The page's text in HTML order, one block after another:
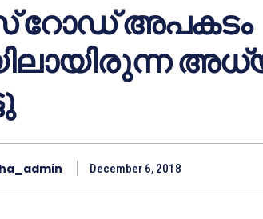
അപകടം
December 6, 2018